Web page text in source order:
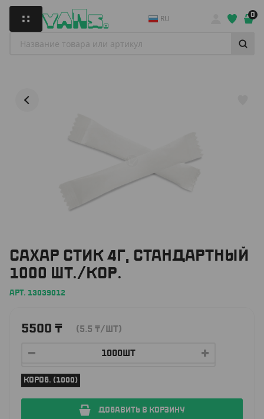
RU 0
САХАР СТИК 4Г, СТАНДАРТНЫЙ
1000 ШТ./КОР.
АРТ. 13039012
5500 ₸ (5.5 ₸/ШТ)
КОРОБ. (1000)
ДОБАВИТЬ В КОРЗИНУ